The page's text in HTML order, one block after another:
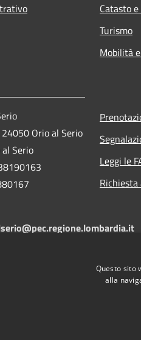
Catasto
Turismo
Mobilità
Orio al Serio
Serio
Leggi le
Questo sito
alla